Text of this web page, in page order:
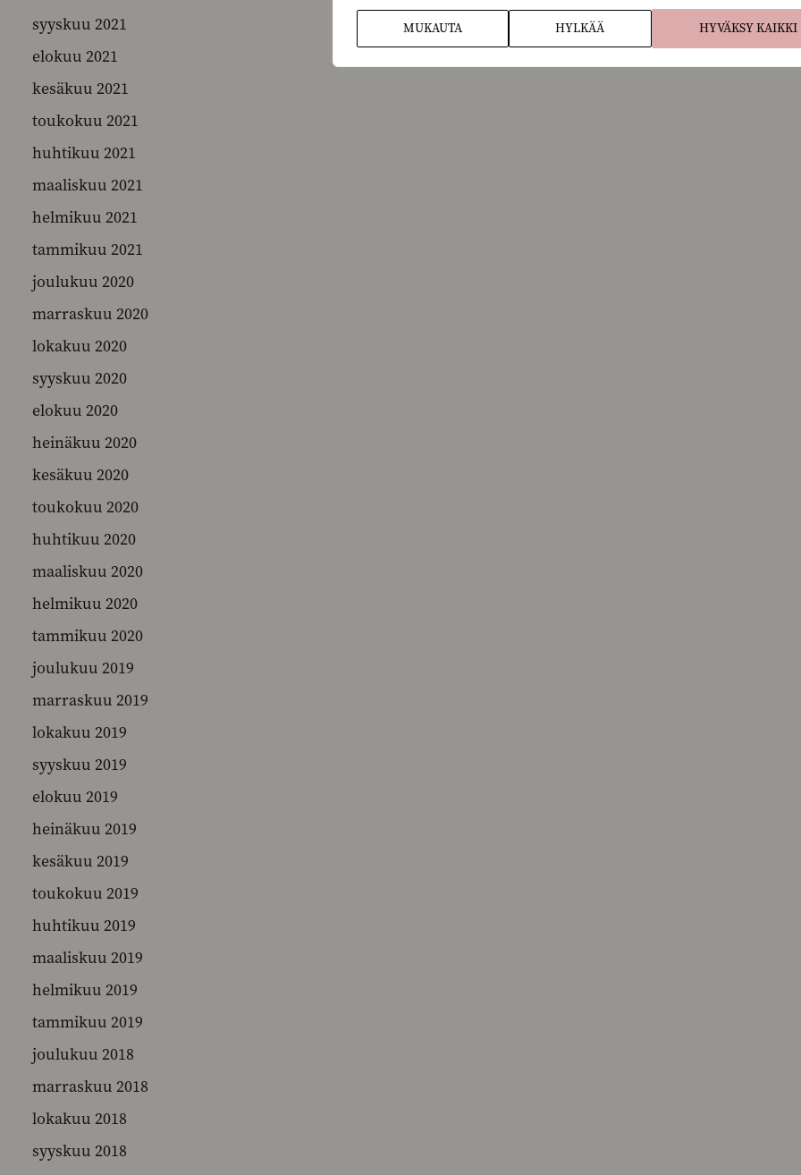
MUKAUTA HYLKÄÄ HYVÄKSY KAIKKI
syyskuu 2021
elokuu 2021
kesäkuu 2021
toukokuu 2021
huhtikuu 2021
maaliskuu 2021
helmikuu 2021
tammikuu 2021
joulukuu 2020
marraskuu 2020
lokakuu 2020
syyskuu 2020
elokuu 2020
heinäkuu 2020
kesäkuu 2020
toukokuu 2020
huhtikuu 2020
maaliskuu 2020
helmikuu 2020
tammikuu 2020
joulukuu 2019
marraskuu 2019
lokakuu 2019
syyskuu 2019
elokuu 2019
heinäkuu 2019
kesäkuu 2019
toukokuu 2019
huhtikuu 2019
maaliskuu 2019
helmikuu 2019
tammikuu 2019
joulukuu 2018
marraskuu 2018
lokakuu 2018
syyskuu 2018